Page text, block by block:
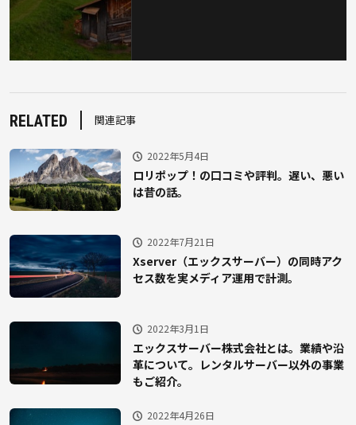
RELATED 関連記事
2022年5月4日
ロリポップ！の口コミや評判。遅い、悪い
は昔の話。
2022年7月21日
Xserver（エックスサーバー）の同時アク
セス数を実メディア運用で計測。
2022年3月1日
エックスサーバー株式会社とは。業績や沿
革について。レンタルサーバー以外の事業
もご紹介。
2022年4月26日